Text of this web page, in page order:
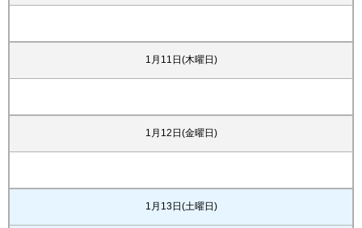
1月11日(木曜日)
1月12日(金曜日)
1月13日(土曜日)